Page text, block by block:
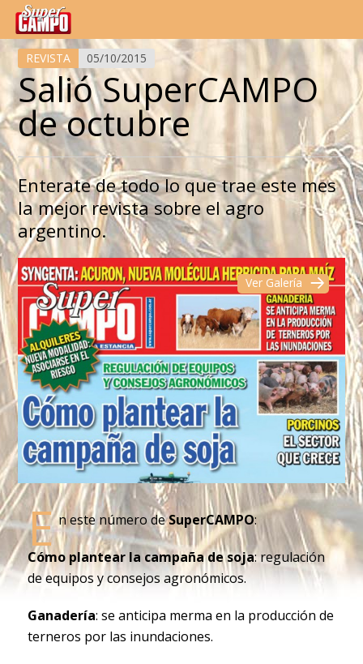
Temas de hoy
REVISTA 05/10/2015
Salió SuperCAMPO
de octubre
Enterate de todo lo que trae este mes
la mejor revista sobre el agro
argentino.
Ver Galería
E n este número deSuperCAMPO:
Cómo plantear la campaña de soja: regulación
de equipos y consejos agronómicos.
Ganadería: se anticipa merma en la producción de
terneros por las inundaciones.